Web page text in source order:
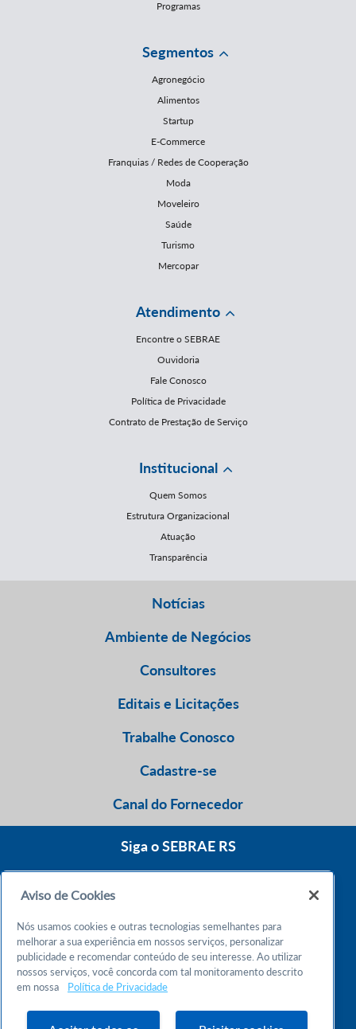
Programas
Segmentos
Agronegócio
Alimentos
Startup
E-Commerce
Franquias / Redes de Cooperação
Moda
Moveleiro
Saúde
Turismo
Mercopar
Atendimento
Encontre o SEBRAE
Ouvidoria
Fale Conosco
Política de Privacidade
Contrato de Prestação de Serviço
Institucional
Quem Somos
Estrutura Organizacional
Atuação
Transparência
Notícias
Ambiente de Negócios
Consultores
Editais e Licitações
Trabalhe Conosco
Cadastre-se
Canal do Fornecedor
Siga o SEBRAE RS
Atendimento 24h
Chame no WhatsApp
Aviso de Cookies
Nós usamos cookies e outras tecnologias semelhantes para
melhorar a sua experiência em nossos serviços, personalizar
publicidade e recomendar conteúdo de seu interesse. Ao utilizar
nossos serviços, você concorda com tal monitoramento descrito
em nossa
Política de Privacidade